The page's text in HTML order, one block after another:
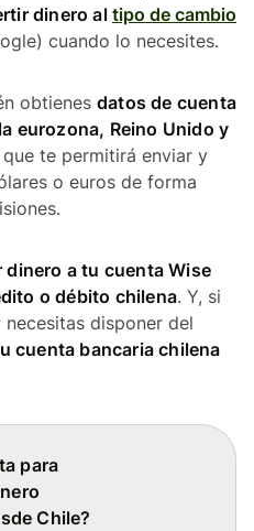
dinero altipo de cambio
cuando lo necesites.
obtienes datos de cuenta
eurozona, Reino Unido y
que te permitirá enviar y
o euros de forma
dinero a tu cuenta Wise
o débito chilena. Y, si
disponer del
cuenta bancaria chilena
para
Chile?